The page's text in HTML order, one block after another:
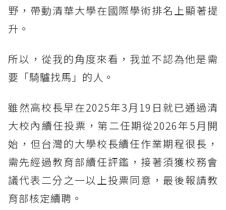
野，帶動清華大學在國際學術排名上顯著提
升。
所以，從我的角度來看，我並不認為他是需
要「騎驢找馬」的人。
雖然高校長早在2025年3月19日就已通過清
大校內續任投票，第二任期從2026年5月開
始，但台灣的大學校長續任作業期程很長，
需先經過教育部續任評鑑，接著須獲校務會
議代表二分之一以上投票同意，最後報請教
育部核定續聘。